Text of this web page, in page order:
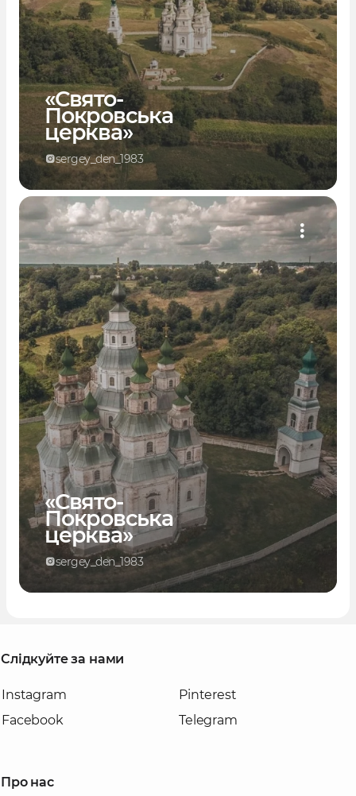
«Свято-
Покровська
церква»
sergey_den_1983
«Свято-
Покровська
церква»
sergey_den_1983
Слідкуйте за нами
Instagram
Facebook
Pinterest
Telegram
Про нас